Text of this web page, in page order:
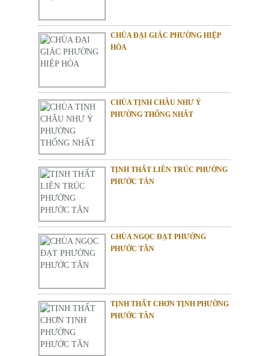
CHÙA ĐẠI GIÁC PHƯỜNG HIỆP
HÒA
CHÙA TỊNH CHÂU NHƯ Ý
PHƯỜNG THỐNG NHẤT
TỊNH THẤT LIÊN TRÚC PHƯỜNG
PHƯỚC TÂN
CHÙA NGỌC ĐẠT PHƯỜNG
PHƯỚC TÂN
TỊNH THẤT CHƠN TỊNH PHƯỜNG
PHƯỚC TÂN